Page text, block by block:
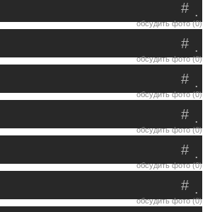
.
#
обсудить фото (0)
.
#
обсудить фото (0)
.
#
обсудить фото (0)
.
#
обсудить фото (0)
.
#
обсудить фото (0)
.
#
обсудить фото (0)